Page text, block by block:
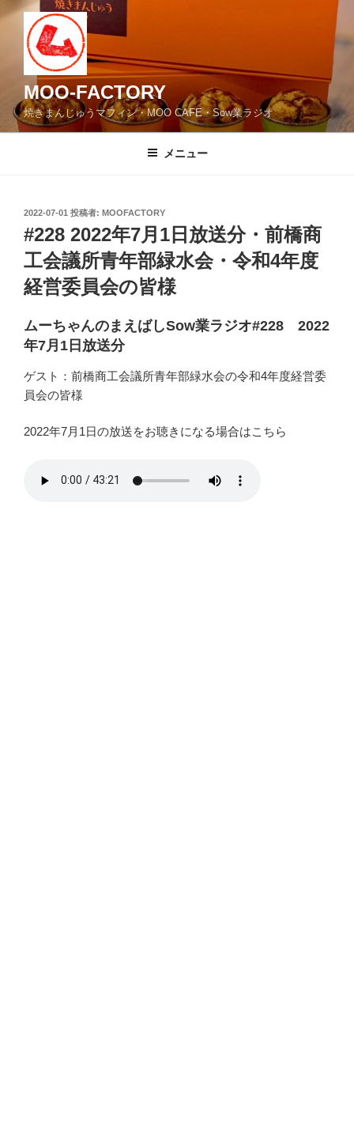
MOO-FACTORY
焼きまんじゅうマフィン・MOO CAFE・Sow業ラジオ
メニュー
投
稿
日:
2022-07-01 投稿者: MOOFACTORY
#228 2022年7月1日放送分・前橋商
工会議所青年部緑水会・令和4年度
経営委員会の皆様
ムーちゃんのまえばしSow業ラジオ#228 2022
年7月1日放送分
ゲスト：前橋商工会議所青年部緑水会の令和4年度経営委
員会の皆様
2022年7月1日の放送をお聴きになる場合はこちら